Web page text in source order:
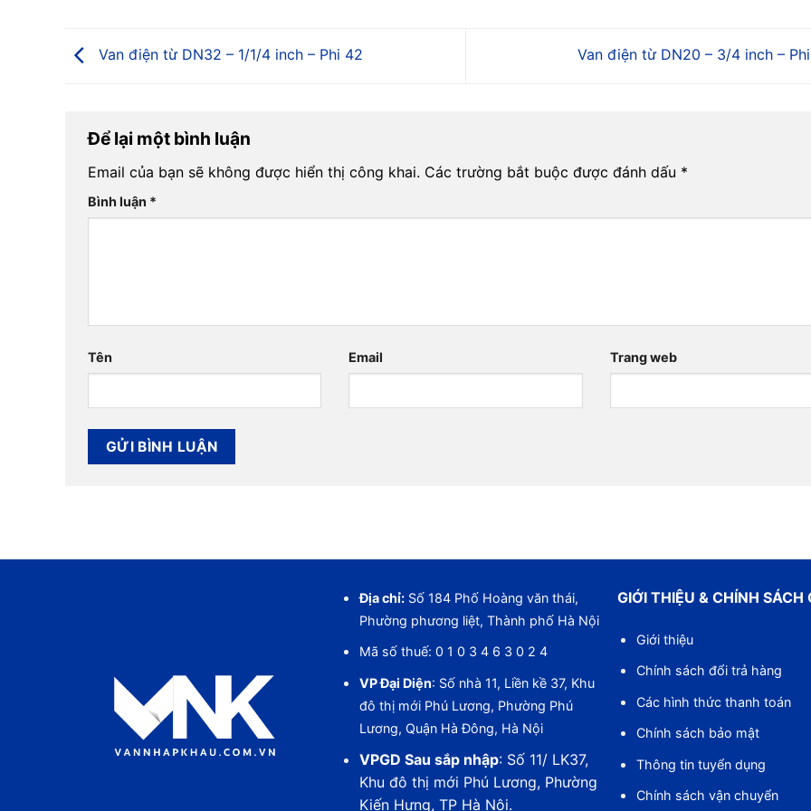
Van điện từ DN32 – 1/1/4 inch – Phi 42 Van điện từ DN20 – 3/4 inch –
Để lại một bình luận
Email của bạn sẽ không được hiển thị công khai. Các trường bắt buộc được đánh dấu *
Bình luận *
Tên Email Trang web
Địa chỉ:Số 184 Phố Hoàng văn thái,
Phường phương liệt, Thành phố Hà Nội
Mã số thuế: 0 1 0 3 4 6 3 0 2 4
VP Đại Diện: Số nhà 11, Liền kề 37, Khu
đô thị mới Phú Lương, Phường Phú
Lương, Quận Hà Đông, Hà Nội
VPGD Sau sắp nhập: Số 11/ LK37,
Khu đô thị mới Phú Lương, Phường
Kiến Hưng, TP Hà Nội.
GIỚI THIỆU & CHÍNH SÁCH
Giới thiệu
Chính sách đổi trả hàng
Các hình thức thanh toán
Chính sách bảo mật
Thông tin tuyển dụng
Chính sách vận chuyển